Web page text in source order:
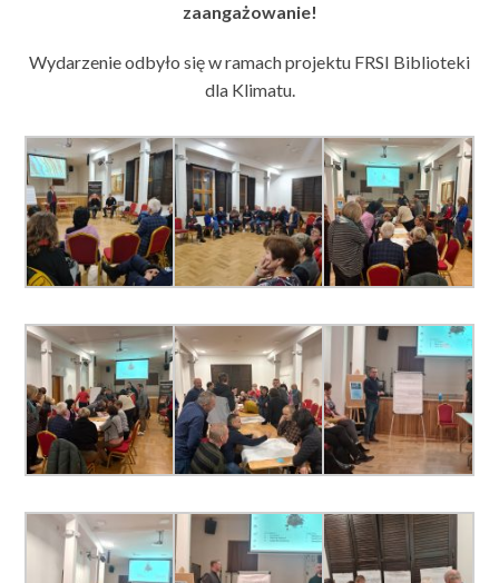
zaangażowanie!
Wydarzenie odbyło się w ramach projektu FRSI Biblioteki
dla Klimatu.